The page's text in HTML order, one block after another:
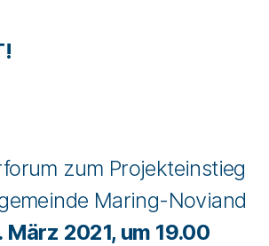
zum Projekteinstieg
Maring-Noviand
März 2021, um 19.00